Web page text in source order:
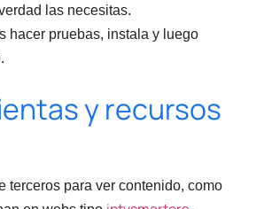
las necesitas.
hacer pruebas, instala y luego
y recursos
terceros para ver contenido, como